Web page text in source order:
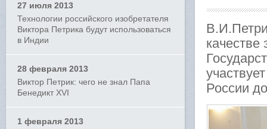
27 июля 2013
Технологии российского изобретателя
Виктора Петрика будут использоваться
в Индии
28 февраля 2013
Виктор Петрик: чего не знал Папа
Бенедикт XVI
1 февраля 2013
качестве
России